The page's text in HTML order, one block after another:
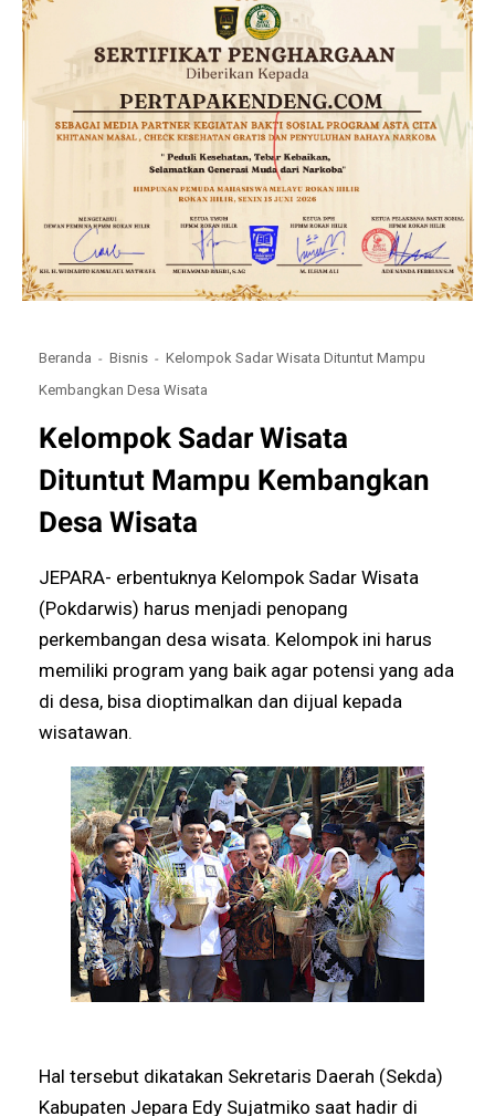
Beranda Bisnis
Kelompok Sadar Wisata Dituntut Mampu
Kembangkan Desa Wisata
Kelompok Sadar Wisata
Dituntut Mampu Kembangkan
Desa Wisata
JEPARA- erbentuknya Kelompok Sadar Wisata
(Pokdarwis) harus menjadi penopang
perkembangan desa wisata. Kelompok ini harus
memiliki program yang baik agar potensi yang ada
di desa, bisa dioptimalkan dan dijual kepada
wisatawan.
Hal tersebut dikatakan Sekretaris Daerah (Sekda)
Kabupaten Jepara Edy Sujatmiko saat hadir di